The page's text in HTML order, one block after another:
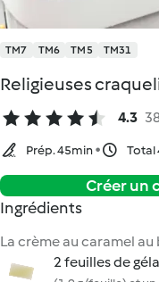
TM7 TM6 TM5 TM31
Religieuses
4.3
Prép. 45min Total
Créer un
Ingrédients
La crème au caramel au
2 feuilles de